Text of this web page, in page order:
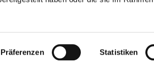
Präferenzen Statistiken